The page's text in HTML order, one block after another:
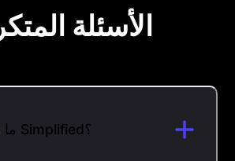
الأسئلة
ما هو الأفضل من Simplified؟